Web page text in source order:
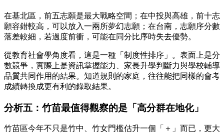
在基北區，前五志願是最大戰略空間；在中投與高雄，前十志
願容錯較高，可以放入一兩所夢幻志願；在台南，志願序分數
落差較細，若過度前衝，可能在同分比序時失去優勢。
從教育社會學角度看，這是一種「制度性排序」。表面上是分
數競爭，實際上是資訊掌握能力、家長升學判斷力與學校輔導
品質共同作用的結果。知道規則的家庭，往往能把同樣的會考
成績轉換成更有利的錄取結果。
分析五：竹苗最值得觀察的是「高分群在地化」
竹苗區今年不只是竹中、竹女門檻估升一個「＋」而已，更大